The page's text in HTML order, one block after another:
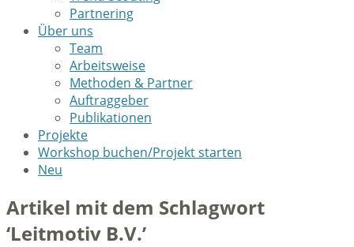
Partnering
Über uns
Team
Arbeitsweise
Methoden & Partner
Auftraggeber
Publikationen
Projekte
Workshop buchen/Projekt starten
Neu
Artikel mit dem Schlagwort
‘Leitmotiv B.V.’